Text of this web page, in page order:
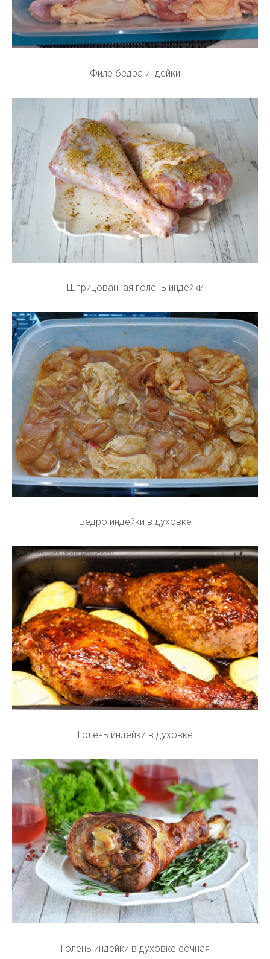
Филе бедра индейки
Шприцованная голень индейки
Бедро индейки в духовке
Голень индейки в духовке
Голень индейки в духовке сочная